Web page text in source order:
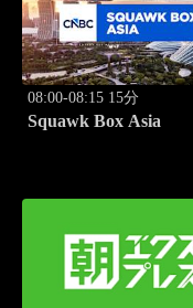
08:00-08:15 15分
Squawk Box Asia